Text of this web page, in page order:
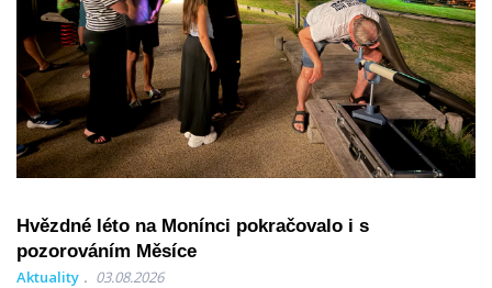
Hvězdné léto na Monínci pokračovalo i s
pozorováním Měsíce
Aktuality 03.08.2026